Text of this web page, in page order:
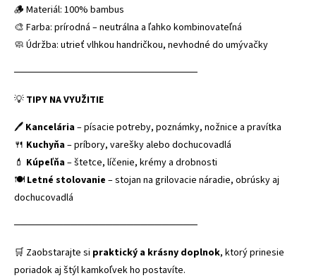
🪵 Materiál: 100% bambus
🎨 Farba: prírodná – neutrálna a ľahko kombinovateľná
🧼 Údržba: utrieť vlhkou handričkou, nevhodné do umývačky
──────────────────────────
💡 TIPY NA VYUŽITIE
🖊️ Kancelária– písacie potreby, poznámky, nožnice a pravítka
🍴 Kuchyňa– príbory, varešky alebo dochucovadlá
💄 Kúpeľňa– štetce, líčenie, krémy a drobnosti
🍽️ Letné stolovanie – stojan na grilovacie náradie, obrúsky aj
dochucovadlá
──────────────────────────
🛒 Zaobstarajte si praktický a krásny doplnok, ktorý prinesie
poriadok aj štýl kamkoľvek ho postavíte.